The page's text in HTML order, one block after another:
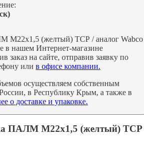
М22х1,5 (желтый) ТСР / аналог Wabco
в нашем Интернет-магазине
заказ на сайте, отправив заявку по
илив офисе компании.
осуществляем собственным
в Республику Крым, а также в
о доставке и упаковке.
ПАЛМ М22х1,5 (желтый) ТСР